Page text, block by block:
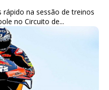
na sessão de treinos
no Circuito de...